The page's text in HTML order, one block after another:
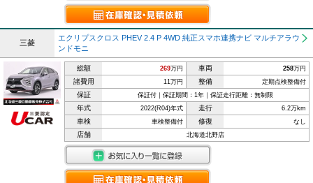
三菱
エクリプスクロス PHEV 2.4 P 4WD 純正スマホ連携ナビ マルチアラウ
ンドモニ
総額 269万円 車両 258万円
諸費用 11万円 整備 定期点検整備付
保証 保証付｜保証期間：1年｜保証走行距離：無制限
年式 2022(R04)年式 走行 6.2万km
車検 車検整備付 修復 なし
店舗 北海道北野店